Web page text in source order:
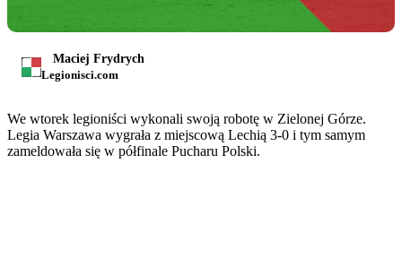
Maciej Frydrych
Legionisci.com
We wtorek legioniści wykonali swoją robotę w Zielonej Górze.
Legia Warszawa wygrała z miejscową Lechią 3-0 i tym samym
zameldowała się w półfinale Pucharu Polski.